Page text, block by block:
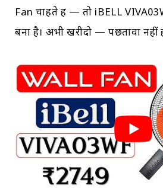
Fan चाहते हैं — तो iBELL
बना है। अभी खरीदो — पछतावा नहीं